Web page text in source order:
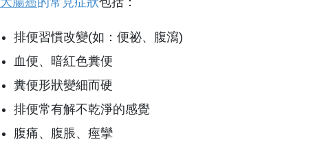
排便習慣改變(如：便祕、腹瀉)
血便、暗紅色糞便
糞便形狀變細而硬
排便常有解不乾淨的感覺
腹痛、腹脹、痙攣